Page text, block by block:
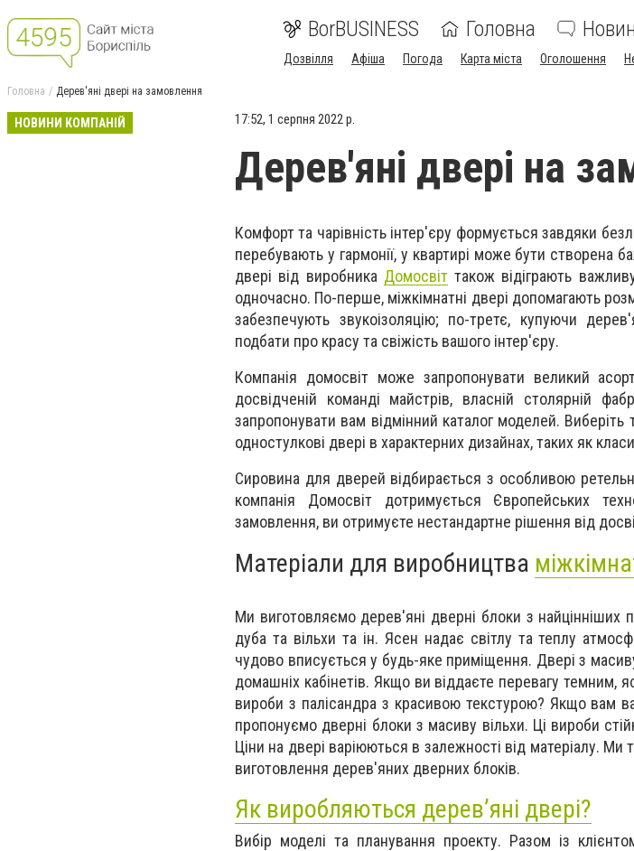
BorBUSINESS Головна
Дозвілля Афіша Погода Карта міста Оголошення
Головна Дерев'яні двері на замовлення
НОВИНИ КОМПАНІЙ 17:52, 1 серпня 2022 р.
Дерев'яні двері на
Комфорт та чарівність інтер'єру формується завдяки
перебувають у гармонії, у квартирі може бути створена
двері від виробника Домосвіттакож відіграють
одночасно. По-перше, міжкімнатні двері допомагають
забезпечують звукоізоляцію; по-третє, купуючи
подбати про красу та свіжість вашого інтер'єру.
Компанія домосвіт може запропонувати великий
досвідченій команді майстрів, власній столярній
запропонувати вам відмінний каталог моделей.
одностулкові двері в характерних дизайнах, таких як
Сировина для дверей відбирається з особливою
компанія Домосвіт дотримується Європейських
замовлення, ви отримуєте нестандартне рішення від
Матеріали для виробництва
Ми виготовляємо дерев'яні дверні блоки з найцінніших
дуба та вільхи та ін. Ясен надає світлу та теплу
чудово вписується у будь-яке приміщення. Двері з
домашніх кабінетів. Якщо ви віддаєте перевагу темним,
вироби з палісандра з красивою текстурою? Якщо вам
пропонуємо дверні блоки з масиву вільхи. Ці вироби
Ціни на двері варіюються в залежності від матеріалу.
виготовлення дерев'яних дверних блоків.
Як виробляються дерев’яні двері?
Вибір моделі та планування проекту. Разом із